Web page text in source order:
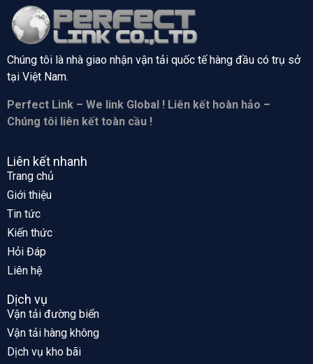
Chúng tôi là nhà giao nhận vận tải quốc tế hàng đầu có trụ sở
tại Việt Nam.
Perfect Link – We link Global ! Liên kết hoàn hảo –
Chúng tôi liên kết toàn cầu !
Liên kết nhanh
Trang chủ
Giới thiệu
Tin tức
Kiến thức
Hỏi Đáp
Liên hệ
Dịch vụ
Vận tải đường biển
Vận tải hàng không
Dịch vụ kho bãi